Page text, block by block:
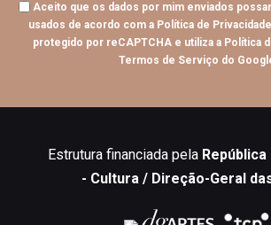
Aceito que os dados por mim enviados
usados de acordo com a Política de Privacidade
protegido por reCAPTCHA e utiliza a Política
Termos de Serviço do
Estrutura financiada pela
- Cultura / Direção-Geral